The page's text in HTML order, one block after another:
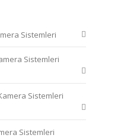
Sistemleri
Sistemleri
Sistemleri
Sistemleri